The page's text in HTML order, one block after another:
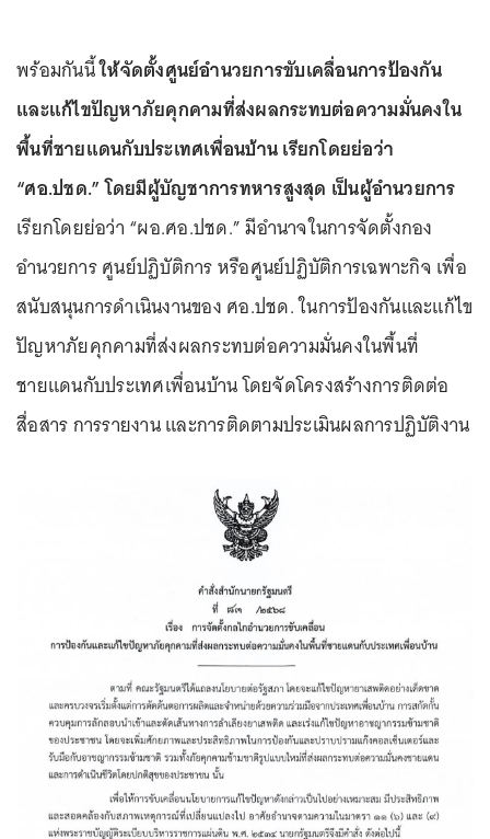
พร้อมกันนี้ให้จัดตั้งศูนย์อำนวยการขับเคลื่อนการป้องกัน
และแก้ไขปัญหาภัยคุกคามที่ส่งผลกระทบต่อความมั่นคงใน
พื้นที่ชายแดนกับประเทศเพื่อนบ้าน เรียกโดยย่อว่า
“ศอ.ปชด.” โดยมีผู้บัญชาการทหารสูงสุด เป็นผู้อำนวยการ
เรียกโดยย่อว่า “ผอ.ศอ.ปชด.” มีอำนาจในการจัดตั้งกอง
อำนวยการ ศูนย์ปฏิบัติการ หรือศูนย์ปฏิบัติการเฉพาะกิจ เพื่อ
สนับสนุนการดำเนินงานของ ศอ.ปชด. ในการป้องกันและแก้ไข
ปัญหาภัยคุกคามที่ส่งผลกระทบต่อความมั่นคงในพื้นที่
ชายแดนกับประเทศเพื่อนบ้าน โดยจัดโครงสร้างการติดต่อ
สื่อสาร การรายงาน และการติดตามประเมินผลการปฏิบัติงาน